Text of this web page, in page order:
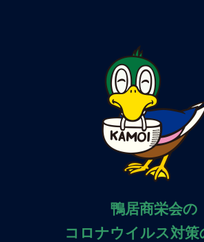
鴨居商栄会の
コロナウイルス対策